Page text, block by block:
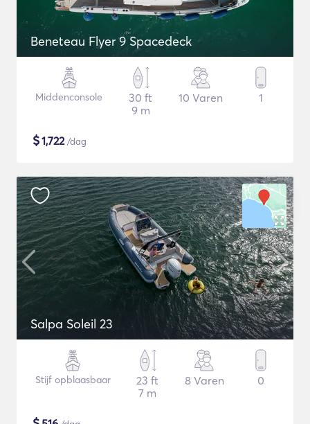
Beneteau Flyer 9 Spacedeck
Middenconsole
30 ft
9 m
10 Varen 1
$1,722/dag
Salpa Soleil 23
Stijf opblaasbaar
23 ft
7 m
8 Varen 0